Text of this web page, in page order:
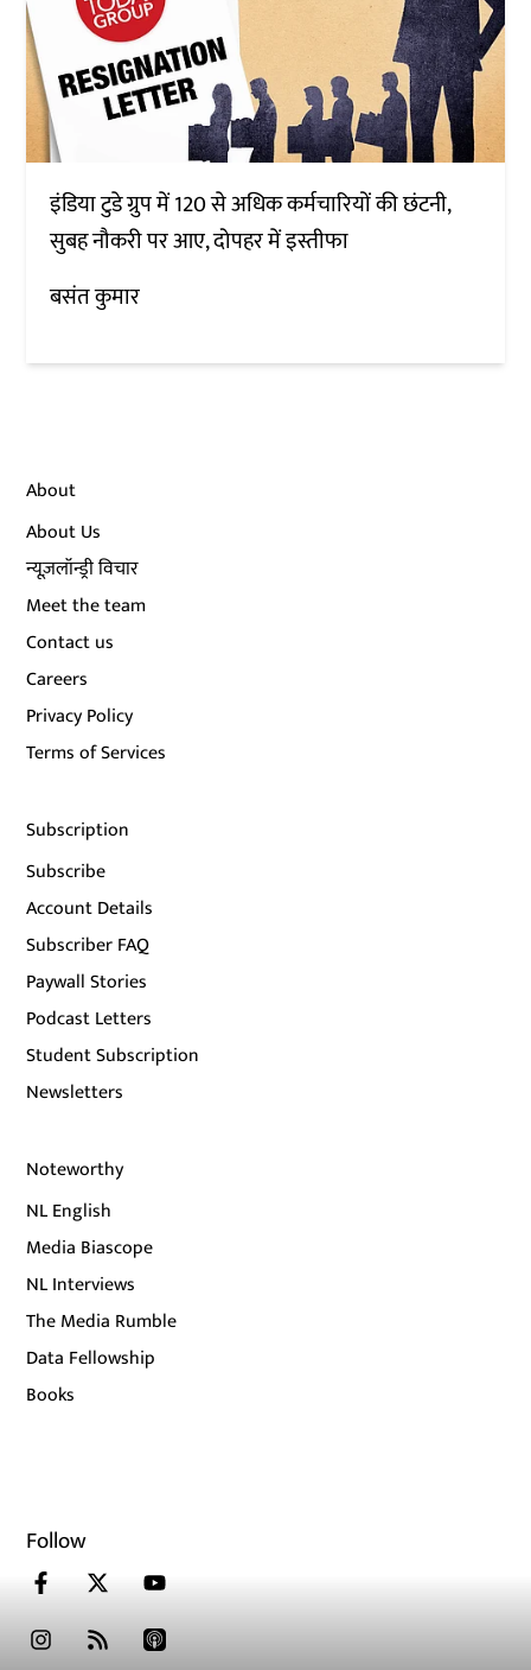
इंडिया टुडे ग्रुप में 120 से अधिक कर्मचारियों की छंटनी,
सुबह नौकरी पर आए, दोपहर में इस्तीफा
बसंत कुमार
About
About Us
न्यूज़लॉन्ड्री विचार
Meet the team
Contact us
Careers
Privacy Policy
Terms of Services
Subscription
Subscribe
Account Details
Subscriber FAQ
Paywall Stories
Podcast Letters
Student Subscription
Newsletters
Noteworthy
NL English
Media Biascope
NL Interviews
The Media Rumble
Data Fellowship
Books
Follow